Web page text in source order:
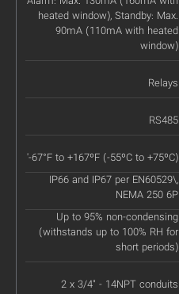
heated window), Standby: Max.
90mA (110mA with heated
window)
Relays
RS485
'-67°F to +167ºF (-55ºC to +75ºC)
IP66 and IP67 per EN60529\,
NEMA 250 6P
Up to 95% non-condensing
(withstands up to 100% RH for
short periods)
2 x 3/4" - 14NPT conduits